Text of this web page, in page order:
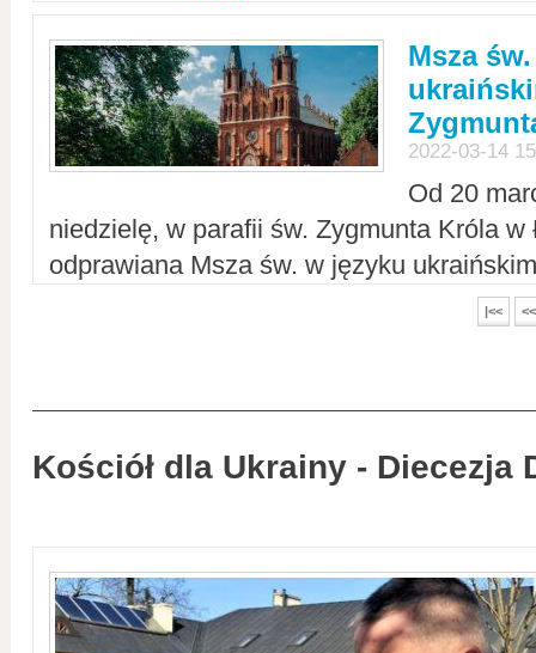
Msza
2022-03-14
Od 20
niedzielę, w parafii św. Zygmunta Króla w
odprawiana Msza św. w języku
|<< <<
Kościół dla Ukrainy - Diecezja